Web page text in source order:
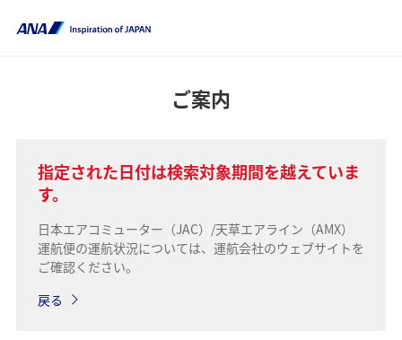
ご案内
指定された日付は検索対象期間を越えていま
す。
日本エアコミューター（JAC）/天草エアライン（AMX）
運航便の運航状況については、運航会社のウェブサイトを
ご確認ください。
戻る